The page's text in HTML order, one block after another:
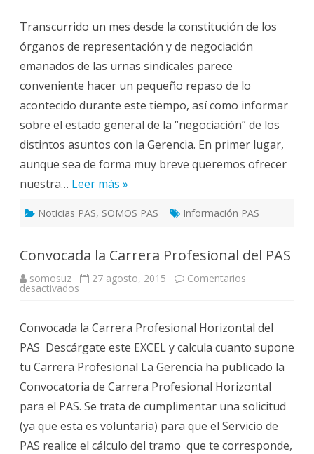
Transcurrido un mes desde la constitución de los
órganos de representación y de negociación
emanados de las urnas sindicales parece
conveniente hacer un pequeño repaso de lo
acontecido durante este tiempo, así como informar
sobre el estado general de la “negociación” de los
distintos asuntos con la Gerencia. En primer lugar,
aunque sea de forma muy breve queremos ofrecer
nuestra… Leer más »
Noticias PAS, SOMOS PAS Información PAS
Convocada la Carrera Profesional del PAS
somosuz 27 agosto, 2015 Comentarios
desactivadosen
Profesional
del
PAS
Convocada la Carrera Profesional Horizontal del
PAS Descárgate este EXCEL y calcula cuanto supone
tu Carrera Profesional La Gerencia ha publicado la
Convocatoria de Carrera Profesional Horizontal
para el PAS. Se trata de cumplimentar una solicitud
(ya que esta es voluntaria) para que el Servicio de
PAS realice el cálculo del tramo que te corresponde,